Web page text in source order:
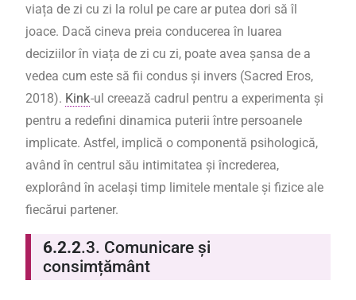
viața de zi cu zi la rolul pe care ar putea dori să îl
joace. Dacă cineva preia conducerea în luarea
deciziilor în viața de zi cu zi, poate avea șansa de a
vedea cum este să fii condus și invers (Sacred Eros,
2018). Kink-ul creează cadrul pentru a experimenta și
pentru a redefini dinamica puterii între persoanele
implicate. Astfel, implică o componentă psihologică,
având în centrul său intimitatea și încrederea,
explorând în același timp limitele mentale și fizice ale
fiecărui partener.
6.2.2.3. Comunicare și
consimțământ